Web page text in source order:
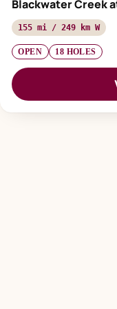
Blackwater Creek
155 mi / 249 km W
OPEN 18 HOLES